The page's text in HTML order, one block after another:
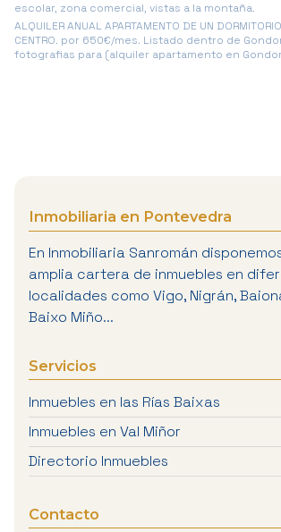
escolar, zona comercial, vistas a la montaña.
ALQUILER ANUAL APARTAMENTO DE UN
CENTRO. por 650€/mes. Listado dentro de
fotografias para (alquiler apartamento en
Inmobiliaria en Pontevedra
En Inmobiliaria Sanromán
amplia cartera de inmuebles en
localidades como Vigo, Nigrán,
Baixo Miño...
Servicios
Inmuebles en las Rías Baixas
Inmuebles en Val Miñor
Directorio Inmuebles
Contacto